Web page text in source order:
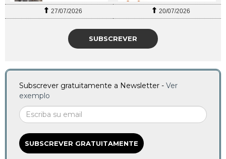
27/07/2026 20/07/2026
SUBSCREVER
Subscrever gratuitamente a Newsletter - Ver
exemplo
SUBSCREVER GRATUITAMENTE